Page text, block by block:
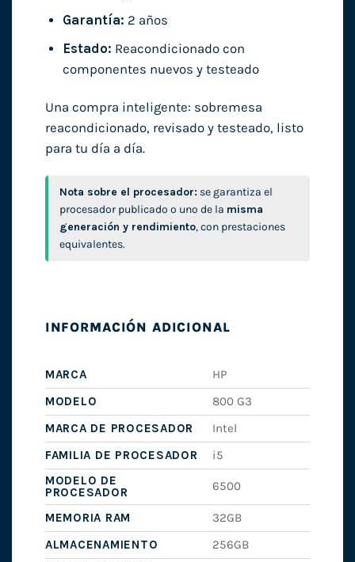
Garantía: 2 años
Estado: Reacondicionado con
componentes nuevos y testeado
Una compra inteligente: sobremesa
reacondicionado, revisado y testeado, listo
para tu día a día.
Nota sobre el procesador: se garantiza el
procesador publicado o uno de la misma
generación y rendimiento, con prestaciones
equivalentes.
INFORMACIÓN ADICIONAL
MARCA
HP
MODELO
800 G3
MARCA DE PROCESADOR
Intel
FAMILIA DE PROCESADOR
i5
MODELO DE
PROCESADOR
6500
MEMORIA RAM
32GB
ALMACENAMIENTO
256GB